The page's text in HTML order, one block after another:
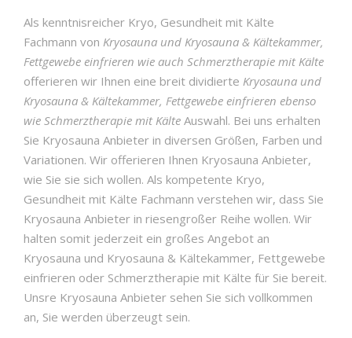
Als kenntnisreicher Kryo, Gesundheit mit Kälte
Fachmann von Kryosauna und Kryosauna & Kältekammer,
Fettgewebe einfrieren wie auch Schmerztherapie mit Kälte
offerieren wir Ihnen eine breit dividierte Kryosauna und
Kryosauna & Kältekammer, Fettgewebe einfrieren ebenso
wie Schmerztherapie mit Kälte Auswahl. Bei uns erhalten
Sie Kryosauna Anbieter in diversen Größen, Farben und
Variationen. Wir offerieren Ihnen Kryosauna Anbieter,
wie Sie sie sich wollen. Als kompetente Kryo,
Gesundheit mit Kälte Fachmann verstehen wir, dass Sie
Kryosauna Anbieter in riesengroßer Reihe wollen. Wir
halten somit jederzeit ein großes Angebot an
Kryosauna und Kryosauna & Kältekammer, Fettgewebe
einfrieren oder Schmerztherapie mit Kälte für Sie bereit.
Unsre Kryosauna Anbieter sehen Sie sich vollkommen
an, Sie werden überzeugt sein.